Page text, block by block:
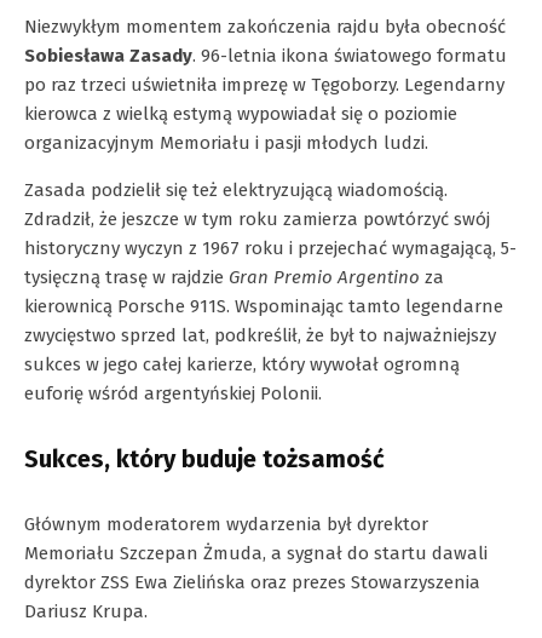
Niezwykłym momentem zakończenia rajdu była obecność
Sobiesława Zasady. 96-letnia ikona światowego formatu
po raz trzeci uświetniła imprezę w Tęgoborzy. Legendarny
kierowca z wielką estymą wypowiadał się o poziomie
organizacyjnym Memoriału i pasji młodych ludzi.
Zasada podzielił się też elektryzującą wiadomością.
Zdradził, że jeszcze w tym roku zamierza powtórzyć swój
historyczny wyczyn z 1967 roku i przejechać wymagającą, 5-
tysięczną trasę w rajdzie Gran Premio Argentino za
kierownicą Porsche 911S. Wspominając tamto legendarne
zwycięstwo sprzed lat, podkreślił, że był to najważniejszy
sukces w jego całej karierze, który wywołał ogromną
euforię wśród argentyńskiej Polonii.
Sukces, który buduje tożsamość
Głównym moderatorem wydarzenia był dyrektor
Memoriału Szczepan Żmuda, a sygnał do startu dawali
dyrektor ZSS Ewa Zielińska oraz prezes Stowarzyszenia
Dariusz Krupa.